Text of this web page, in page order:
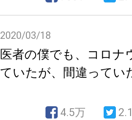
2020/03/18
医者の僕でも、コロナ
ていたが、間違ってい
4.5万